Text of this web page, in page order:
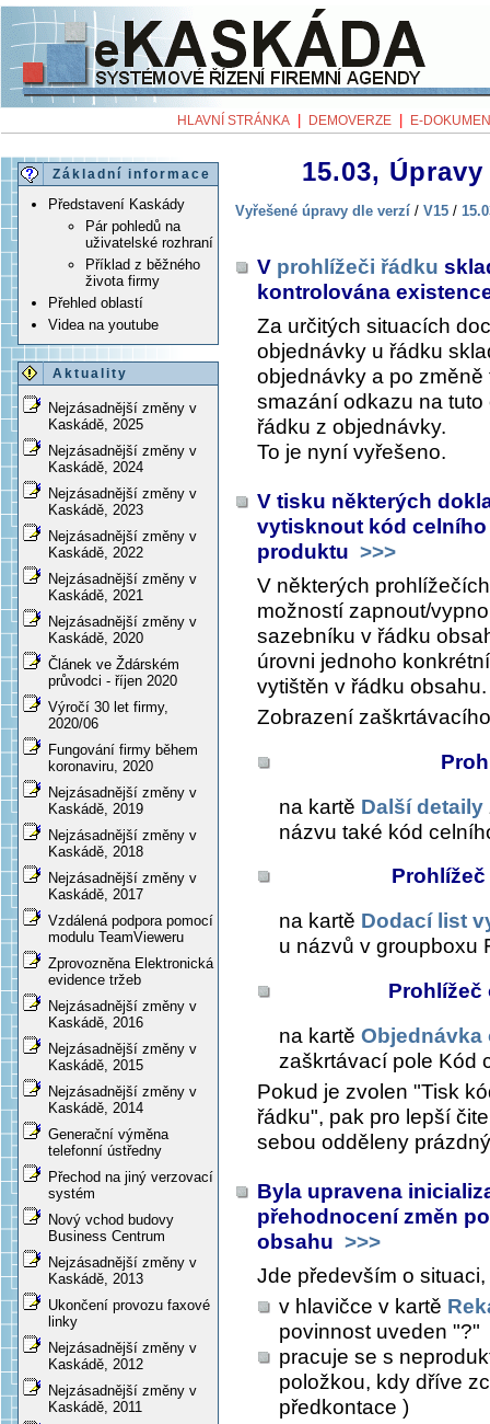
HLAVNÍ STRÁNKA DEMOVERZE E-
Základní informace
Představení Kaskády
Pár pohledů na
uživatelské rozhraní
Příklad z běžného
života firmy
Přehled oblastí
Videa na youtube
Aktuality
Nejzásadnější změny v
Kaskádě, 2025
Nejzásadnější změny v
Kaskádě, 2024
Nejzásadnější změny v
Kaskádě, 2023
Nejzásadnější změny v
Kaskádě, 2022
Nejzásadnější změny v
Kaskádě, 2021
Nejzásadnější změny v
Kaskádě, 2020
Článek ve Ždárském
průvodci - říjen 2020
Výročí 30 let firmy,
2020/06
Fungování firmy během
koronaviru, 2020
Nejzásadnější změny v
Kaskádě, 2019
Nejzásadnější změny v
Kaskádě, 2018
Nejzásadnější změny v
Kaskádě, 2017
Vzdálená podpora pomocí
modulu TeamVieweru
Zprovozněna Elektronická
evidence tržeb
Nejzásadnější změny v
Kaskádě, 2016
Nejzásadnější změny v
Kaskádě, 2015
Nejzásadnější změny v
Kaskádě, 2014
Generační výměna
telefonní ústředny
Přechod na jiný verzovací
systém
Nový vchod budovy
Business Centrum
Nejzásadnější změny v
Kaskádě, 2013
Ukončení provozu faxové
linky
Nejzásadnější změny v
Kaskádě, 2012
Nejzásadnější změny v
Kaskádě, 2011
15.03,
Vyřešené úpravy dle verzí / V15 /
V prohlížeči řádku
kontrolována
Za určitých situacích
objednávky u řádku
objednávky a po
smazání odkazu na
řádku z objednávky.
To je nyní vyřešeno.
V tisku některých
vytisknout kód
produktu >>>
V některých
možností zapnout/
sazebníku v řádku
úrovni jednoho
vytištěn v řádku obsahu.
Zobrazení
na kartě Další detaily
názvu také kód
na kartě Dodací list
u názvů v groupboxu
Prohlížeč
na kartě Objednávka
zaškrtávací pole Kód
Pokud je zvolen "Tisk
řádku", pak pro lepší
sebou odděleny
Byla upravena
přehodnocení změn
obsahu >>>
Jde především o
v hlavičce v kartě
povinnost uveden "?"
pracuje se s
položkou, kdy dříve
předkontace )